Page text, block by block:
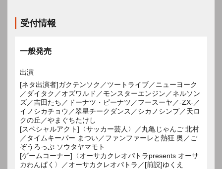
受付情報
一般発売
出演
[ネタ出演者]ガクテンソク／ツートライブ／ニューヨーク
／ダイタク／オズワルド／モンスターエンジン／ネルソン
ズ／吉田たち／ドーナツ・ピーナツ／フースーヤ／-ZX-／
イノシカチョウ／翠星チークダンス／シカノシンプ／天ロ
クの丘／やまぐちたけし
[スペシャルアクト]〈サッカー芸人〉／丸亀じゃんご 北村
／タイムキーパー まつい／ファンファーレと熱狂 奥／ご
ぞうろっぷ ソウタヤマモト
[ゲームコーナー]〈オーサカクレオパトラpresents オーサ
カわんぱく〉／オーサカクレオパトラ／[前説]ゆくえ